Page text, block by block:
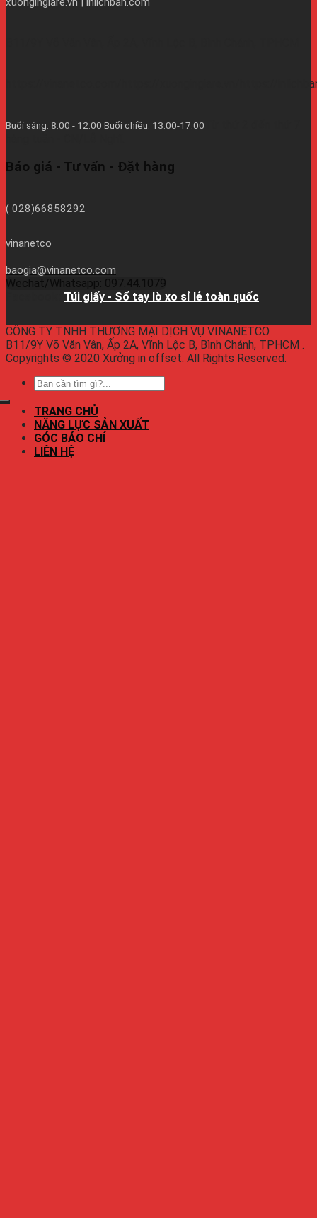
https://vinanetco.com/https://xuongingiare.vn/https://
Buổi sáng: 8:00 - 12:00 Buổi chiều: 13:00-17:00
Báo giá - Tư vấn - Đặt hàng
( 028)66858292
vinanetco
baogia@vinanetco.com
Wechat/Whatsapp: 097.44.1079
Túi giấy - Sổ tay lò xo sỉ lẻ toàn quốc
CÔNG TY TNHH THƯƠNG MẠI DỊCH VỤ VINANETCO
B11/9Y Võ Văn Vân, Ấp 2A, Vĩnh Lộc B, Bình Chánh, TPHCM .
Copyrights © 2020 Xưởng in offset. All Rights Reserved.
TRANG CHỦ
NĂNG LỰC SẢN XUẤT
GÓC BÁO CHÍ
LIÊN HỆ